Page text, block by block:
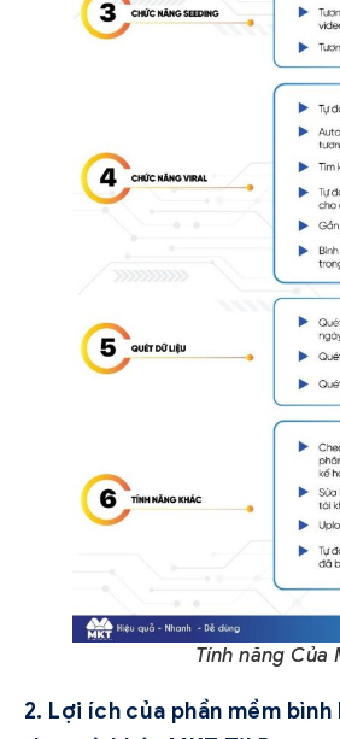
Tính năng Của
2. Lợi ích của phần mềm